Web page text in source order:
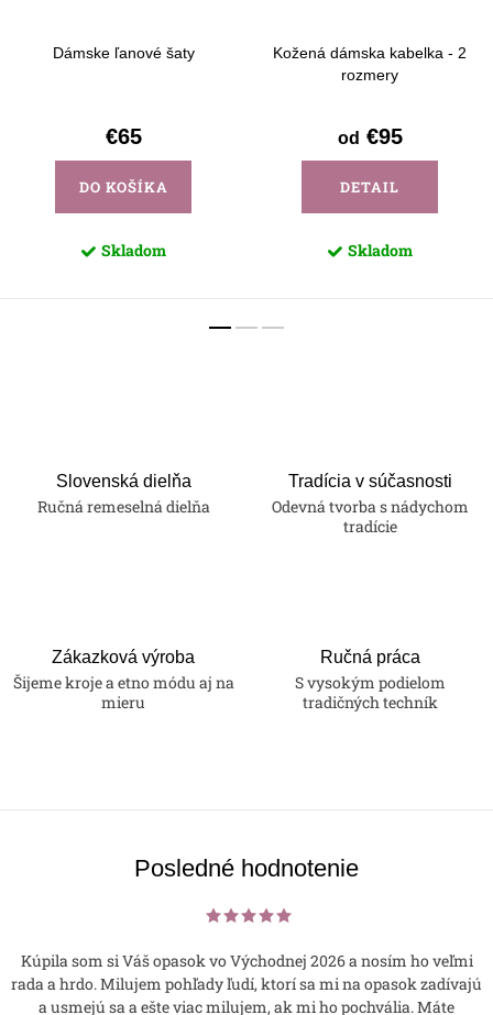
Dámske ľanové šaty
€65
DO KOŠÍKA
Skladom
Kožená dámska kabelka - 2
rozmery
od €95
DETAIL
Skladom
Slovenská dielňa
Ručná remeselná dielňa
Tradícia v súčasnosti
Odevná tvorba s nádychom
tradície
Zákazková výroba
Šijeme kroje a etno módu aj na
mieru
Ručná práca
S vysokým podielom
tradičných techník
Posledné hodnotenie
Kúpila som si Váš opasok vo Východnej 2026 a nosím ho veľmi
rada a hrdo. Milujem pohľady ľudí, ktorí sa mi na opasok zadívajú
a usmejú sa a ešte viac milujem, ak mi ho pochvália. Máte